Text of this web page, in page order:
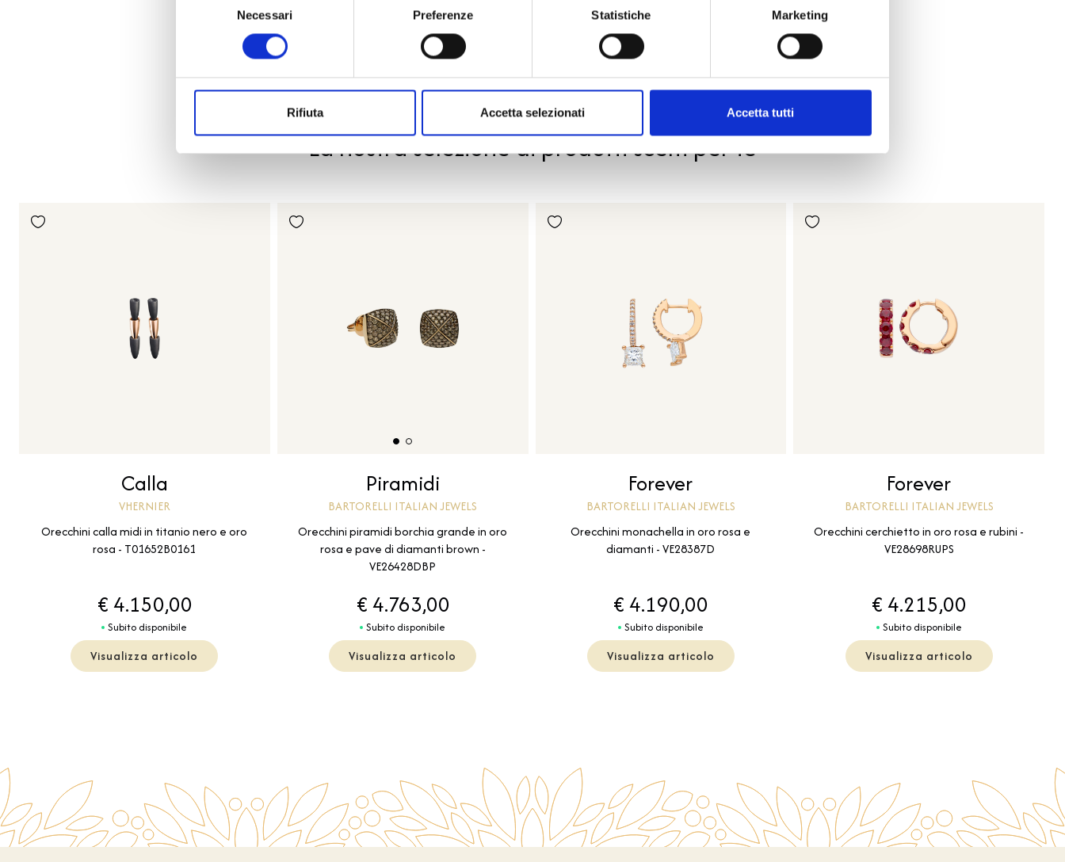
Necessari Preferenze Statistiche Marketing
Rifiuta Accetta selezionati Accetta tutti
PRODOTTI SIMILI
La nostra selezione di prodotti scelti per te
Calla
VHERNIER
Orecchini calla midi in titanio nero e oro
rosa - T01652B0161
€ 4.150,00
Subito disponibile
Visualizza articolo
Piramidi
BARTORELLI ITALIAN JEWELS
Orecchini piramidi borchia grande in oro
rosa e pave di diamanti brown -
VE26428DBP
€ 4.763,00
Subito disponibile
Visualizza articolo
Forever
BARTORELLI ITALIAN JEWELS
Orecchini monachella in oro rosa e
diamanti - VE28387D
€ 4.190,00
Subito disponibile
Visualizza articolo
Forever
BARTORELLI ITALIAN JEWELS
Orecchini cerchietto in oro rosa e rubini -
VE28698RUPS
€ 4.215,00
Subito disponibile
Visualizza articolo